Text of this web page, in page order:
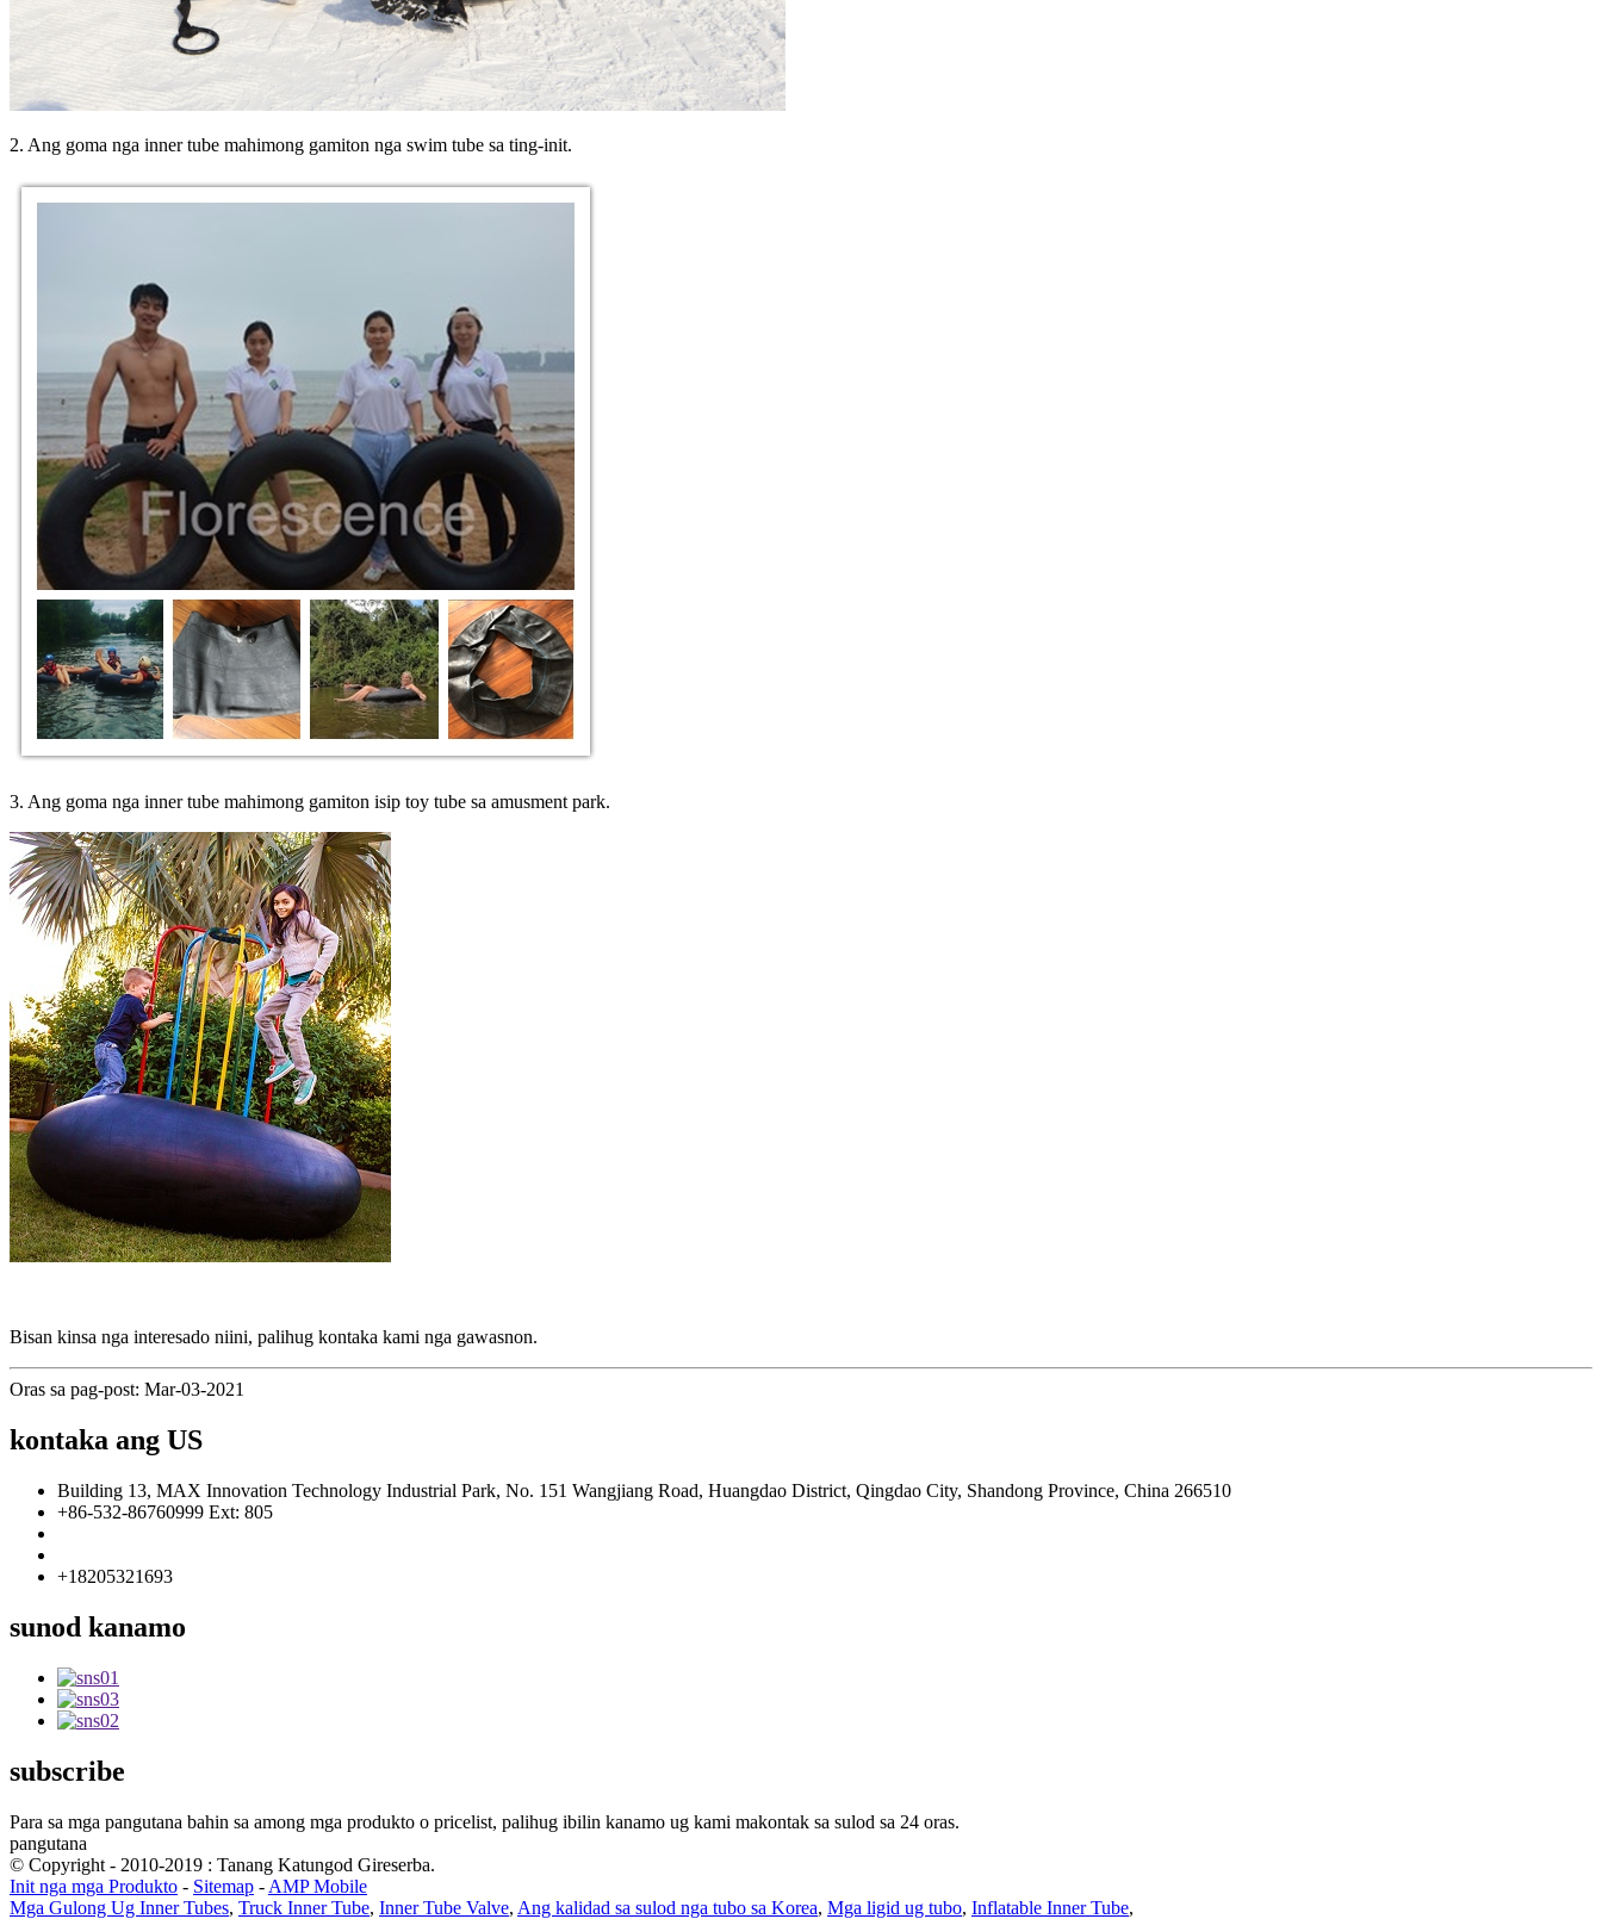
2. Ang goma nga inner tube mahimong gamiton nga swim tube sa ting-init.
3. Ang goma nga inner tube mahimong gamiton isip toy tube sa amusment park.
Bisan kinsa nga interesado niini, palihug kontaka kami nga gawasnon.
Oras sa pag-post: Mar-03-2021
kontaka ang US
Building 13, MAX Innovation Technology Industrial Park, No. 151 Wangjiang Road, Huangdao District, Qingdao City, Shandong Province, China 266510
+86-532-86760999 Ext: 805
+18205321693
sunod kanamo
subscribe
Para sa mga pangutana bahin sa among mga produkto o pricelist, palihug ibilin kanamo ug kami makontak sa sulod sa 24 oras.
pangutana
© Copyright - 2010-2019 : Tanang Katungod Gireserba.
Init nga mga Produkto - Sitemap - AMP Mobile
Mga Gulong Ug Inner Tubes, Truck Inner Tube, Inner Tube Valve, Ang kalidad sa sulod nga tubo sa Korea, Mga ligid ug tubo, Inflatable Inner Tube,